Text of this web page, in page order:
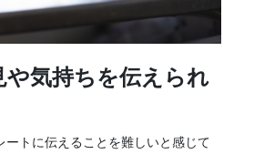
や気持ちを伝えられ
ートに伝えることを難しいと感じて